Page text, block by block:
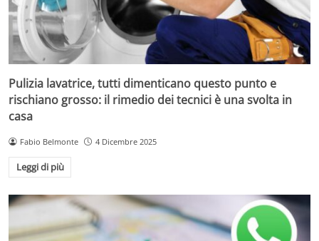
Pulizia lavatrice, tutti dimenticano questo punto e
rischiano grosso: il rimedio dei tecnici è una svolta in
casa
Fabio Belmonte 4 Dicembre 2025
Leggi di più